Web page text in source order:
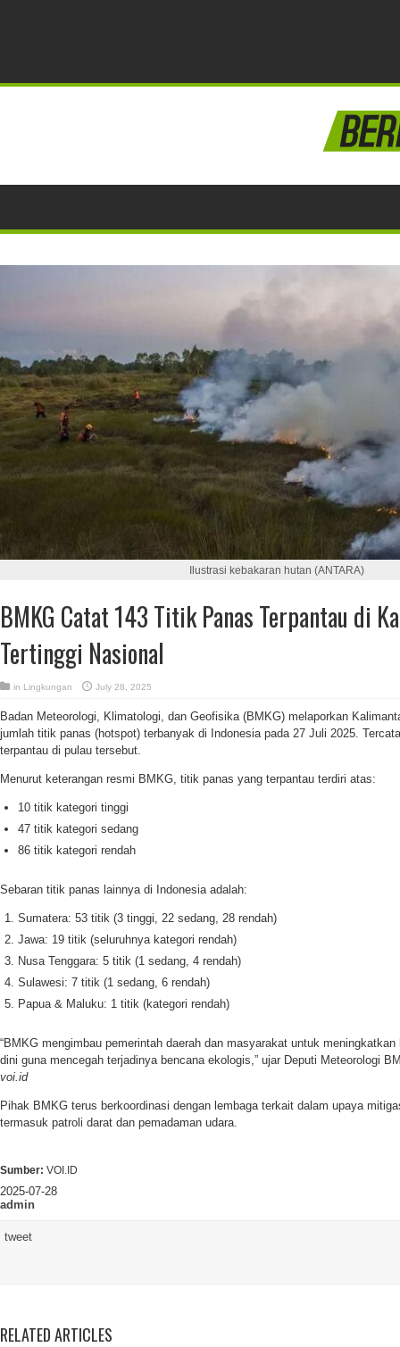
Ilustrasi kebakaran hutan (ANTARA)
BMKG Catat 143 Titik Panas Terpantau di
Tertinggi Nasional
in Lingkungan July 28, 2025
Badan Meteorologi, Klimatologi, dan Geofisika (BMKG) melaporkan
jumlah titik panas (hotspot) terbanyak di Indonesia pada 27 Juli 2025.
terpantau di pulau tersebut.
Menurut keterangan resmi BMKG, titik panas yang terpantau terdiri atas:
10 titik kategori tinggi
47 titik kategori sedang
86 titik kategori rendah
Sebaran titik panas lainnya di Indonesia adalah:
Sumatera: 53 titik (3 tinggi, 22 sedang, 28 rendah)
Jawa: 19 titik (seluruhnya kategori rendah)
Nusa Tenggara: 5 titik (1 sedang, 4 rendah)
Sulawesi: 7 titik (1 sedang, 6 rendah)
Papua & Maluku: 1 titik (kategori rendah)
“BMKG mengimbau pemerintah daerah dan masyarakat untuk
dini guna mencegah terjadinya bencana ekologis,” ujar Deputi Meteorologi
voi.id
Pihak BMKG terus berkoordinasi dengan lembaga terkait dalam upaya
termasuk patroli darat dan pemadaman udara.
Sumber: VOI.ID
2025-07-28
admin
tweet
RELATED ARTICLES